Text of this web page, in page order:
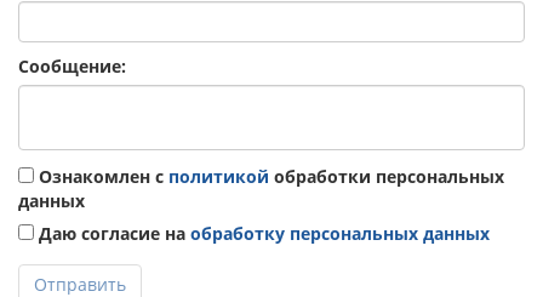
Сообщение:
Ознакомлен с политикой обработки персональных
данных
Даю согласие на обработку персональных данных
Отправить